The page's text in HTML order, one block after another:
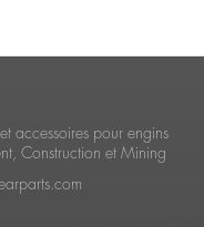
accessoires pour engins
Construction et Mining